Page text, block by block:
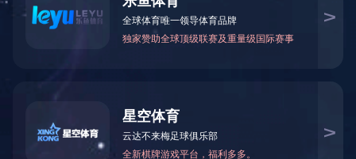
益德新质排流工作管理软件系统 恒电势仪智能化补充器